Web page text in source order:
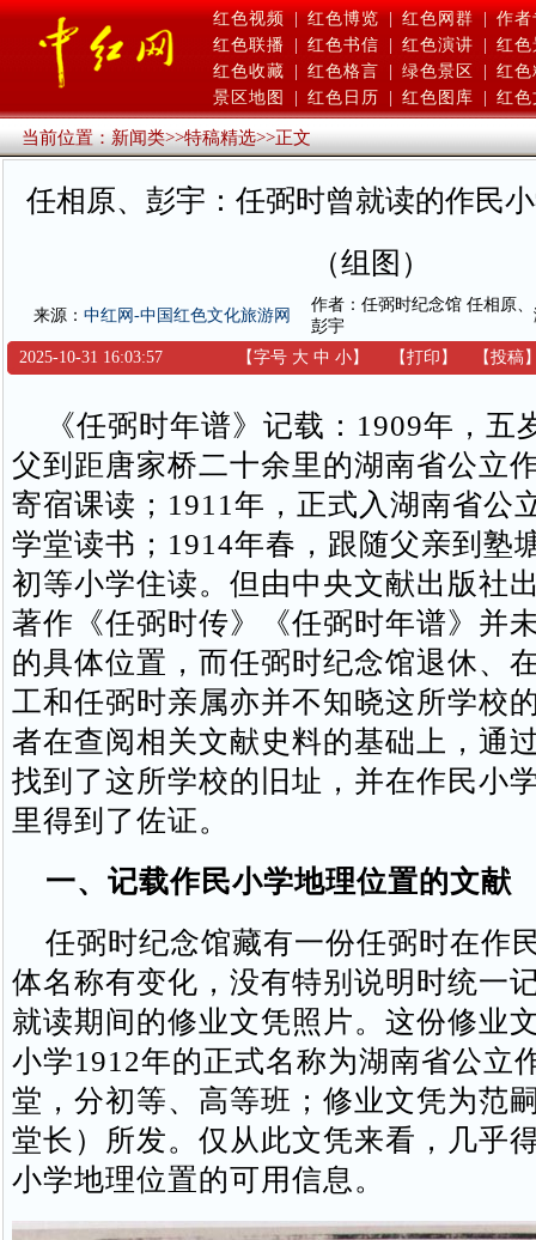
红色视频 | 红色博览 | 红色网群 | 作者
红色联播
红色书信 红色演讲
红色
红色收藏
红色格言 绿色景区
红色
景区地图
红色日历 红色图库 红色
当前位置：新闻类>>特稿精选>>正文
任相原、彭宇：任弼时曾就读的作民
（组图）
来源： 中红网-中国红色文化旅游网
作者：任弼时纪念馆 任相原、
彭宇
2025-10-31 16:03:57 【字号 大 中 小】 【打印 】 【投稿
《任弼时年谱》记载：1909年，五
父到距唐家桥二十余里的湖南省公立
寄宿课读；1911年，正式入湖南省公
学堂读书；1914年春，跟随父亲到塾
初等小学住读。但由中央文献出版社
著作《任弼时传》《任弼时年谱》并
的具体位置，而任弼时纪念馆退休、
工和任弼时亲属亦并不知晓这所学校
者在查阅相关文献史料的基础上，通
找到了这所学校的旧址，并在作民小
里得到了佐证。
一、记载作民小学地理位置的文献
任弼时纪念馆藏有一份任弼时在作
体名称有变化，没有特别说明时统一
就读期间的修业文凭照片。这份修业
小学1912年的正式名称为湖南省公立
堂，分初等、高等班；修业文凭为范
堂长）所发。仅从此文凭来看，几乎
小学地理位置的可用信息。